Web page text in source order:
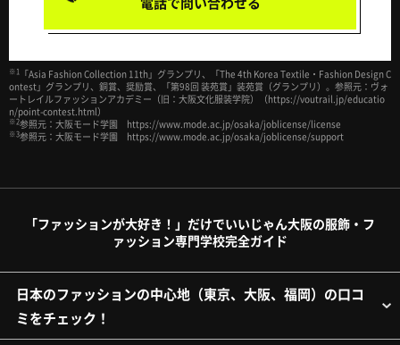
※1
「Asia Fashion Collection 11th」グランプリ、「The 4th Korea Textile・Fashion Design C
ontest」グランプリ、銅賞、奨励賞、「第98回 装苑賞」装苑賞（グランプリ）。参照元：ヴォ
ートレイルファッションアカデミー（旧：大阪文化服装学院）（https://voutrail.jp/educatio
n/point-contest.html）
※2参照元：大阪モード学園 https://www.mode.ac.jp/osaka/joblicense/license
※3参照元：大阪モード学園 https://www.mode.ac.jp/osaka/joblicense/support
「ファッションが大好き！」だけでいいじゃん大阪の服飾・フ
ァッション専門学校完全ガイド
日本のファッションの中心地（東京、大阪、福岡）の口コ
ミをチェック！